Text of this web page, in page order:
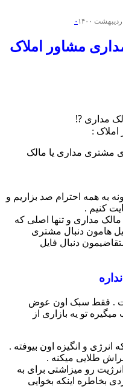
۰
مشاور املاک
مداری ⁉️
:
مشتری مداری یا مالک
به همه احترام صد بزاریم و
کنیم .
مداری و تنها اصلی که
هامون دنبال مشتری
دنبال فایل
. فقط سبک اون عوض
تو یه بازاری از
و انگیزه اون بیوفته .
براش طلایی میکنه .
رو میزاشتی برای به
بخاطره اینکه بخوایی